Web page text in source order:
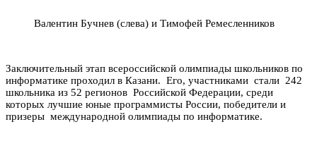
Валентин Бучнев (слева) и Тимофей Ремесленников
Заключительный этап всероссийской олимпиады школьников по
информатике проходил в Казани. Его, участниками стали 242
школьника из 52 регионов Российской Федерации, среди
которых лучшие юные программисты России, победители и
призеры международной олимпиады по информатике.